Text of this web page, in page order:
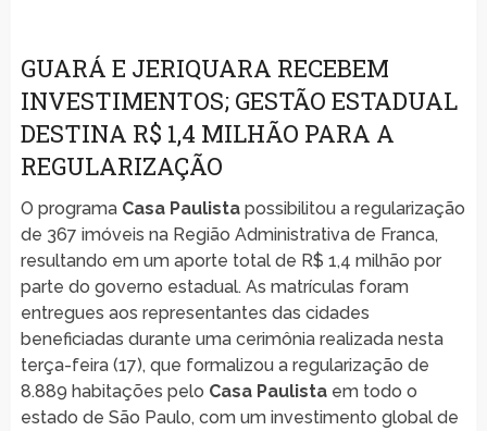
GUARÁ E JERIQUARA RECEBEM
INVESTIMENTOS; GESTÃO ESTADUAL
DESTINA R$ 1,4 MILHÃO PARA A
REGULARIZAÇÃO
O programa Casa Paulistapossibilitou a regularização
de 367 imóveis na Região Administrativa de Franca,
resultando em um aporte total de R$ 1,4 milhão por
parte do governo estadual. As matrículas foram
entregues aos representantes das cidades
beneficiadas durante uma cerimônia realizada nesta
terça-feira (17), que formalizou a regularização de
8.889 habitações pelo Casa Paulistaem todo o
estado de São Paulo, com um investimento global de